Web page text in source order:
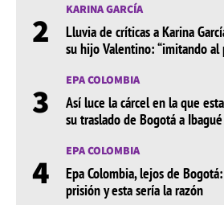
2 KARINA GARCÍA
Lluvia de críticas a Karina
su hijo Valentino: “imitando al
3 EPA COLOMBIA
Así luce la cárcel en la que
su traslado de Bogotá a
4 EPA COLOMBIA
Epa Colombia, lejos de
prisión y esta sería la razón